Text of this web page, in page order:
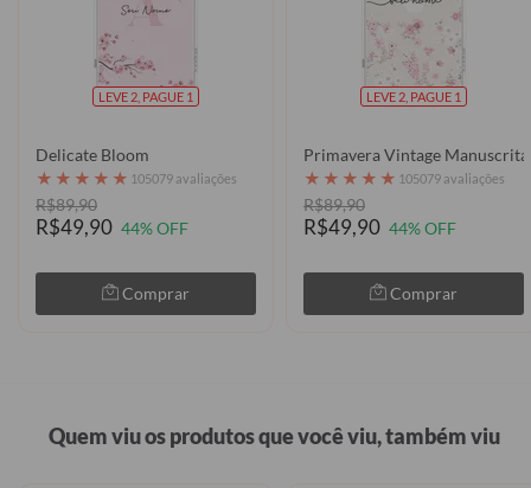
LEVE 2, PAGUE 1
Delicate Bloom
★ ★ ★ ★ ★ 105079 avaliações
R$89,90
R$49,90 44% OFF
Comprar
LEVE 2, PAGUE 1
Primavera Vintage Manuscrita
★ ★ ★ ★ ★ 105079 avaliações
R$89,90
R$49,90 44% OFF
Comprar
Quem viu os produtos que você viu, também viu